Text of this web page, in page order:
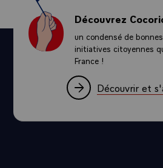
Découvrez
un condensé de
initiatives citoyennes
France !
Découvrir et